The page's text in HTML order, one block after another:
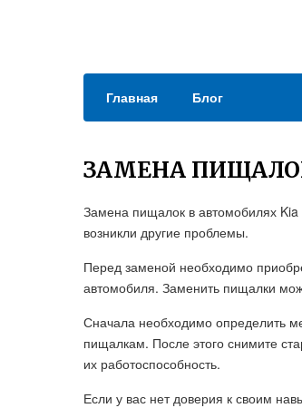
Главная Блог
ЗАМЕНА ПИЩАЛОК
Замена пищалок в автомобилях
возникли другие проблемы.
Перед заменой необходимо
автомобиля. Заменить пищалки
Сначала необходимо определить
пищалкам. После этого снимите
их работоспособность.
Если у вас нет доверия к своим